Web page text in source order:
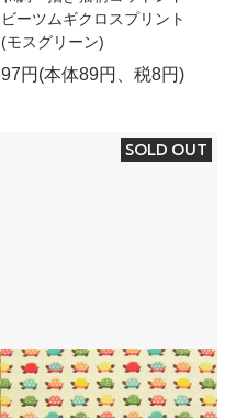
ビーツムギクロスプリント
(モスグリーン)
97円(本体89円、税8円)
SOLD OUT